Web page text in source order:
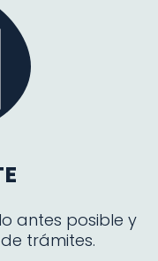
antes posible y
trámites.